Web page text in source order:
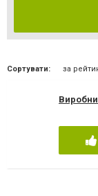
Сортувати: за